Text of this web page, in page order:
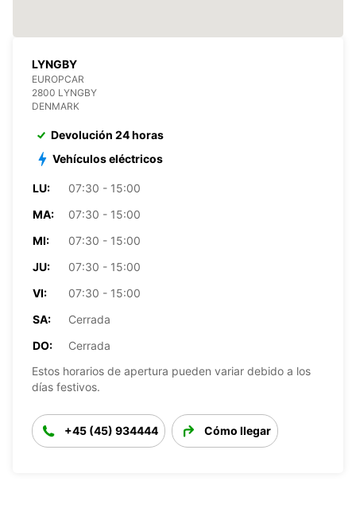
LYNGBY
EUROPCAR
2800 LYNGBY
DENMARK
Devolución 24 horas
Vehículos eléctricos
LU:
07:30 - 15:00
MA:
07:30 - 15:00
MI:
07:30 - 15:00
JU:
07:30 - 15:00
VI:
07:30 - 15:00
SA:
Cerrada
DO:
Cerrada
Estos horarios de apertura pueden variar debido a los
días festivos.
+45 (45) 934444 Cómo llegar